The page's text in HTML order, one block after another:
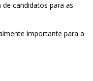
candidatos para as
importante para a